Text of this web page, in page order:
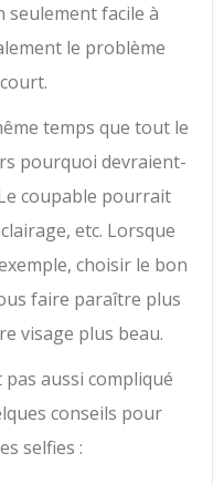
seulement facile à
le problème
temps que tout le
pourquoi devraient-
coupable pourrait
etc. Lorsque
choisir le bon
faire paraître plus
visage plus beau.
aussi compliqué
conseils pour
selfies :